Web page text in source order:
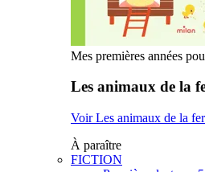
Mes premières années
Les animaux de la
Voir Les animaux de la
À paraître
FICTION